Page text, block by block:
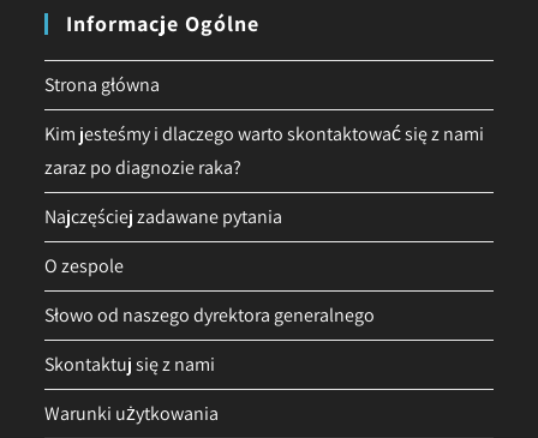
Informacje Ogólne
Strona główna
Kim jesteśmy i dlaczego warto skontaktować się z nami
zaraz po diagnozie raka?
Najczęściej zadawane pytania
O zespole
Słowo od naszego dyrektora generalnego
Skontaktuj się z nami
Warunki użytkowania